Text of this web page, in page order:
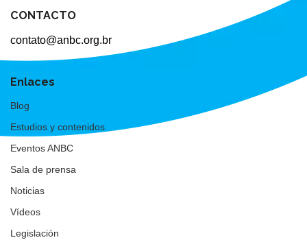
CONTACTO
contato@anbc.org.br
Enlaces
Blog
Estudios y contenidos
Eventos ANBC
Sala de prensa
Noticias
Vídeos
Legislación